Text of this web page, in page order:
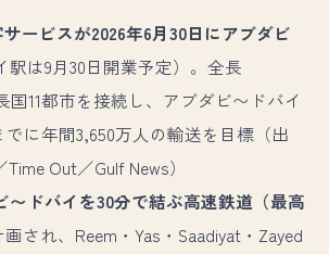
ービスが2026年6月30日にアブダビ
駅は9月30日開業予定）。全長
国11都市を接続し、アブダビ〜ドバイ
でに年間3,650万人の輸送を目標（出
Out／Gulf News）
〜ドバイを30分で結ぶ高速鉄道（最高
画され、Reem・Yas・Saadiyat・Zayed